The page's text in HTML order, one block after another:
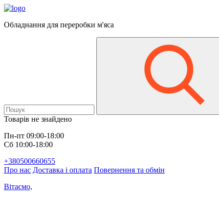
Обладнання для переробки м'яса
Товарів не знайдено
Пн-пт 09:00-18:00
Сб 10:00-18:00
+380500660655
Про нас Доставка і оплата Повернення та обмін
Вітаємо,